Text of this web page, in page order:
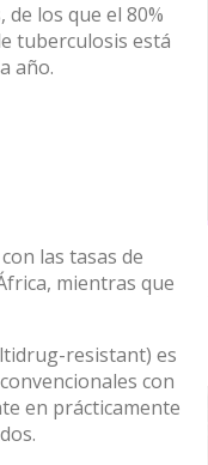
de los que el 80%
tuberculosis está
año.
las tasas de
mientras que
resistant) es
con
en prácticamente